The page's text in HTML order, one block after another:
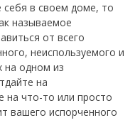
себя в своем доме, то
называемое
от всего
неиспользуемого и
на одном из
на
на что-то или просто
вашего испорченного